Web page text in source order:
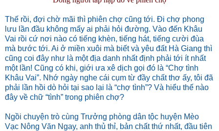
Thế rồi, đợi chờ mãi thì phiên chợ cũng tới. Đi chợ phong
lưu lần đầu không mấy ai phải hỏi đường. Vào đến Khâu
Vai rồi cứ nơi nào có tiếng khèn, tiếng hát, tiếng cười đùa
mà bước tới. Ai ở miền xuôi mà biết và yêu đất Hà Giang thì
cũng coi đây như là một địa danh nhất định phải tới ít nhất
một lần! Cũng có khi, giới ưa xê dịch gọi đó là “Chợ tình
Khâu Vai”. Nhớ ngày nghe cái cụm từ đầy chất thơ ấy, tôi đã
phải lần hồi dò hỏi tại sao lại là “chợ tình”? Và hiểu thế nào
đây về chữ “tình” trong phiên chợ?
Ngồi chuyện trò cùng Trưởng phòng dân tộc huyện Mèo
Vạc Nông Văn Ngay, anh thủ thỉ, bản chất thứ nhất, đầu tiên